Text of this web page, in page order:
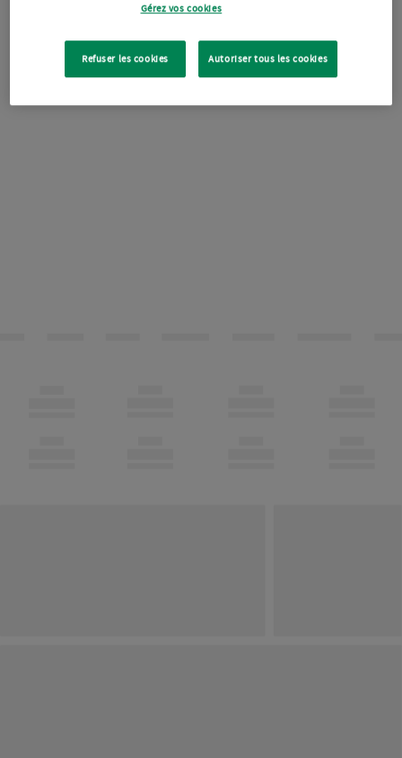
Gérez vos cookies
Refuser les cookies Autoriser tous les cookies